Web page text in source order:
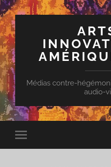
Médias contre-
audio-
Toggle
mobile